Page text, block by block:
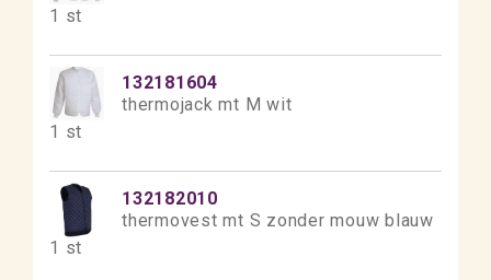
1 st
132181604
thermojack mt M wit
1 st
132182010
thermovest mt S zonder mouw blauw
1 st